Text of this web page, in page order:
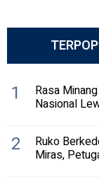
1 Rasa
Nasional
2 Ruko
Miras,